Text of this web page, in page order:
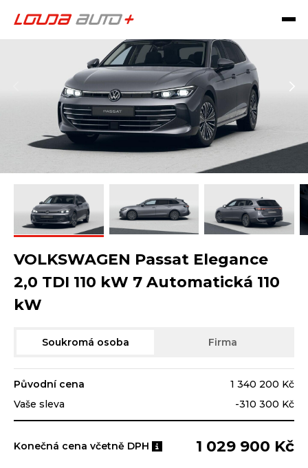
VOLKSWAGEN Passat Elegance
2,0 TDI 110 kW 7 Automatická 110
kW
Soukromá osoba Firma
Původní cena
1 340 200 Kč
Vaše sleva
-310 300 Kč
Konečná cena včetně DPH 1 029 900 Kč